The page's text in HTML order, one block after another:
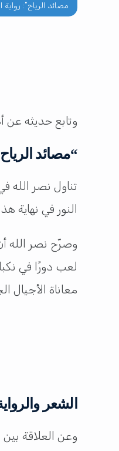
مصائد الرياح”:
وتابع حديثه عن
“مصائد
تناول نصر الله
النور في نهاية
وصرّح نصر الله
لعب دورًا في
معاناة الأجيال
الشعر
وعن العلاقة بين